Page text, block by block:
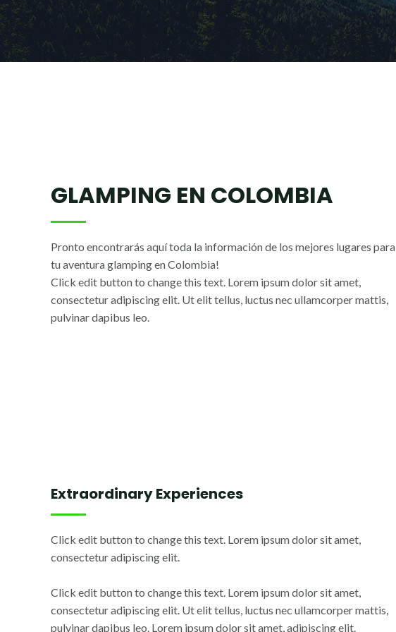
GLAMPING EN COLOMBIA
Pronto encontrarás aquí toda la información de los mejores lugares para
tu aventura glamping en Colombia!
Click edit button to change this text. Lorem ipsum dolor sit amet,
consectetur adipiscing elit. Ut elit tellus, luctus nec ullamcorper mattis,
pulvinar dapibus leo.
Extraordinary Experiences
Click edit button to change this text. Lorem ipsum dolor sit amet,
consectetur adipiscing elit.
Click edit button to change this text. Lorem ipsum dolor sit amet,
consectetur adipiscing elit. Ut elit tellus, luctus nec ullamcorper mattis,
pulvinar dapibus leo. Lorem ipsum dolor sit amet, adipiscing elit.